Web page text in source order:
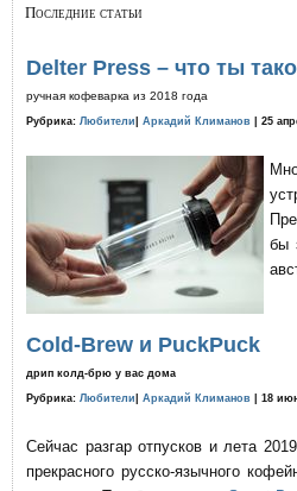
Последние статьи
Delter Press – что ты
ручная кофеварка из 2018 года
Рубрика: Любители Аркадий Климанов | 25
бы
Cold-Brew и PuckPuck
дрип колд-брю у вас дома
Рубрика: Любители Аркадий Климанов | 18
Сейчас разгар отпусков и лета
прекрасного русско-язычного